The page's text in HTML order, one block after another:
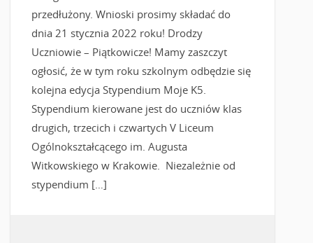
przedłużony. Wnioski prosimy składać do
dnia 21 stycznia 2022 roku! Drodzy
Uczniowie – Piątkowicze! Mamy zaszczyt
ogłosić, że w tym roku szkolnym odbędzie się
kolejna edycja Stypendium Moje K5.
Stypendium kierowane jest do uczniów klas
drugich, trzecich i czwartych V Liceum
Ogólnokształcącego im. Augusta
Witkowskiego w Krakowie. Niezależnie od
stypendium […]